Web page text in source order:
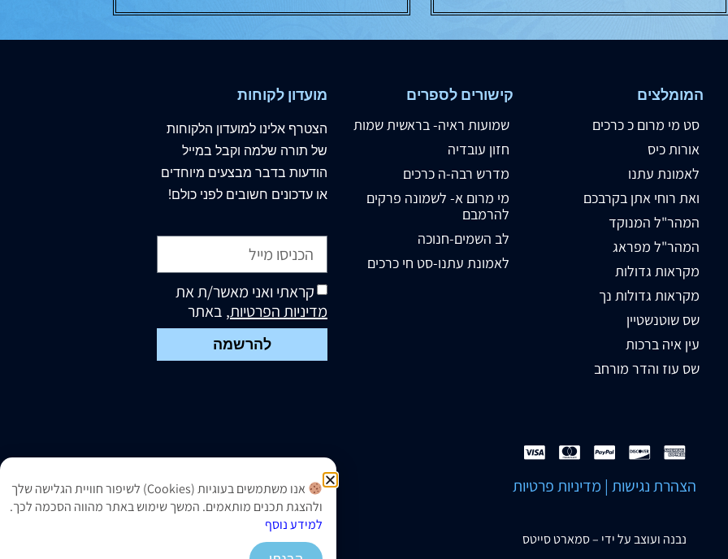
המומלצים
סט מי מרום כ כרכים
אורות כיס
לאמונת עתנו
ואת רוחי אתן בקרבכם
המהר"ל המנוקד
המהר"ל מפראג
מקראות גדולות
מקראות גדולות נך
שס שוטנשטיין
עין איה ברכות
שס עוז והדר מורחב
קישורים לספרים
שמועות ראיה- בראשית שמות
חזון עובדיה
מדרש רבה-ה כרכים
מי מרום א- לשמונה פרקים
להרמבם
לב השמים-חנוכה
לאמונת עתנו-סט חי כרכים
מועדון לקוחות
הצטרף אלינו למועדון הלקוחות
של תורה שלמה וקבל במייל
הודעות בדבר מבצעים מיוחדים
או עדכונים חשובים לפני כולם!
קראתי ואני מאשר/ת את
מדיניות הפרטיות, באתר
להרשמה
הצהרת נגישות | מדיניות פרטיות
נבנה ועוצב על ידי –סמארט סייטס
אנו משתמשים בעוגיות (Cookies) לשיפור חוויית הגלישה שלך
ולהצגת תכנים מותאמים. המשך שימוש באתר מהווה הסכמה לכך.
למידע נוסף